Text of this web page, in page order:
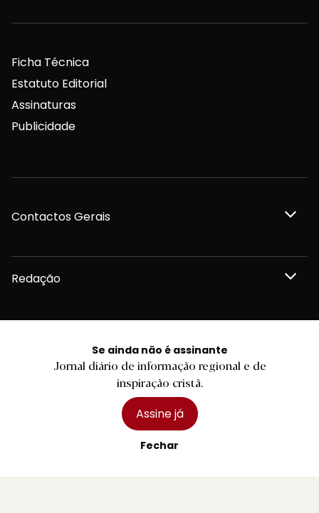
Se ainda não é assinante
Jornal diário de informação regional e de
inspiração cristã.
Assine já
Fechar
Ficha Técnica
Estatuto Editorial
Assinaturas
Publicidade
Contactos Gerais
Redação